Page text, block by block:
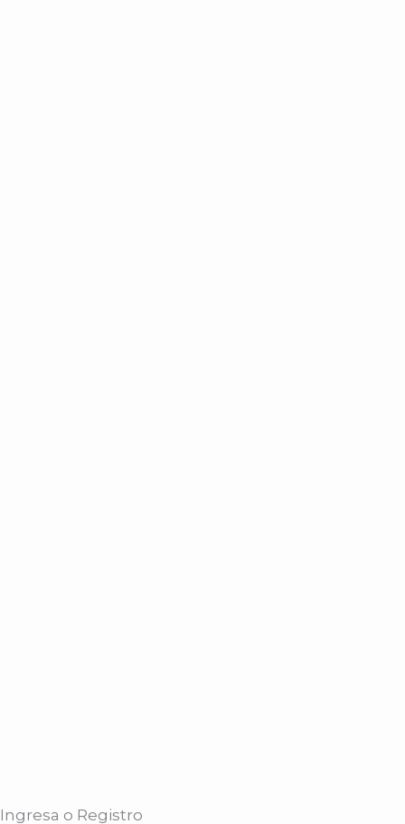
Ingresa o Registro